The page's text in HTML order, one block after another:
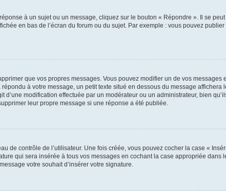
à un sujet ou un message, cliquez sur le bouton « Répondre ». Il se
en bas de l’écran du forum ou du sujet. Par exemple : vous pouvez
que vos propres messages. Vous pouvez modifier un de vos messages
à votre message, un petit texte situé en dessous du message affichera
d’une modification effectuée par un modérateur ou un administrateur, bien
leur propre message si une réponse a été publiée.
de contrôle de l’utilisateur. Une fois créée, vous pouvez cocher la case «
qui sera insérée à tous vos messages en cochant la case appropriée dans
votre souhait d’insérer votre signature.